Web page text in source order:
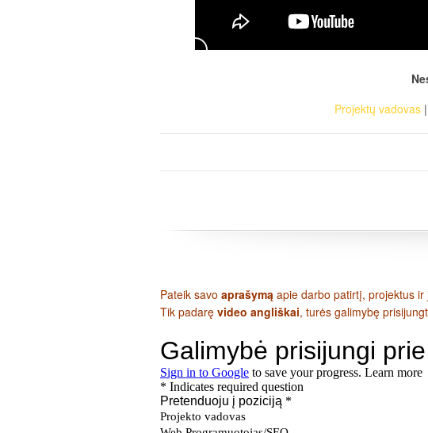
Projektų vadovas |
Pateik savo aprašymą apie darbo patirtį, projektus
Tik padarę video angliškai, turės galimybę